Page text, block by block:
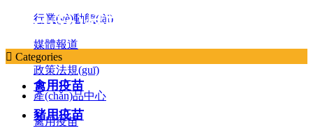
行業(yè)動態(tài)
媒體報道
政策法規(guī)
產(chǎn)品中心
禽用疫苗
產(chǎn)品中心
 Categories
禽用疫苗
豬用疫苗